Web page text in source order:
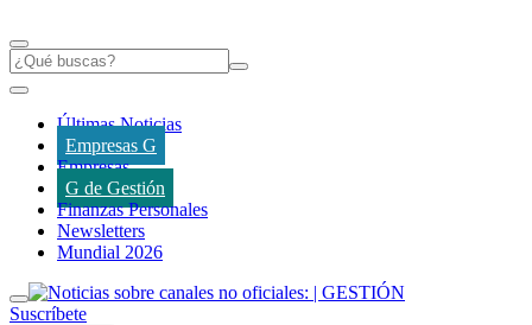
Últimas Noticias
Empresas G
Empresas
G de Gestión
Finanzas Personales
Newsletters
Mundial 2026
Suscríbete